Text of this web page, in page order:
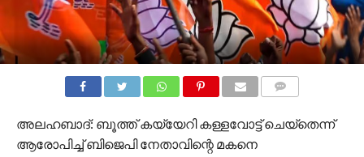
അലഹബാദ്: ബൂത്ത് കയ്യേറി കള്ളവോട്ട് ചെയ്‌തെന്ന്
ആരോപിച്ച് ബിജെപി നേതാവിന്റെ മകനെ